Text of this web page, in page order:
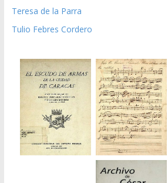
Teresa de la Parra
Tulio Febres Cordero